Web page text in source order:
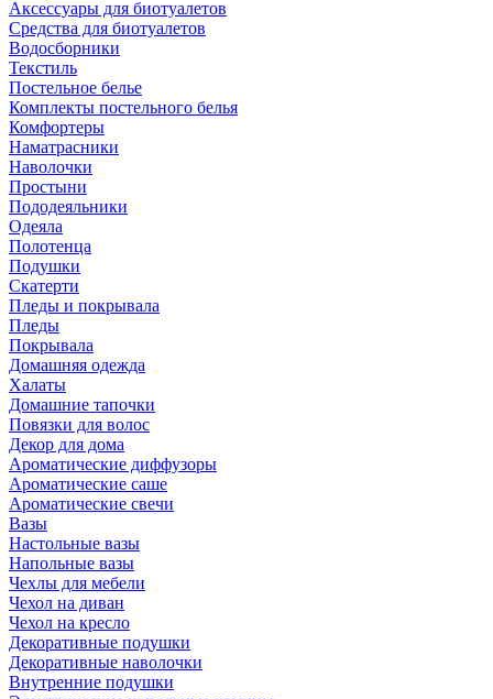
Аксессуары для биотуалетов
Средства для биотуалетов
Водосборники
Текстиль
Постельное белье
Комплекты постельного белья
Комфортеры
Наматрасники
Наволочки
Простыни
Пододеяльники
Одеяла
Полотенца
Подушки
Скатерти
Пледы и покрывала
Пледы
Покрывала
Домашняя одежда
Халаты
Домашние тапочки
Повязки для волос
Декор для дома
Ароматические диффузоры
Ароматические саше
Ароматические свечи
Вазы
Настольные вазы
Напольные вазы
Чехлы для мебели
Чехол на диван
Чехол на кресло
Декоративные подушки
Декоративные наволочки
Внутренние подушки